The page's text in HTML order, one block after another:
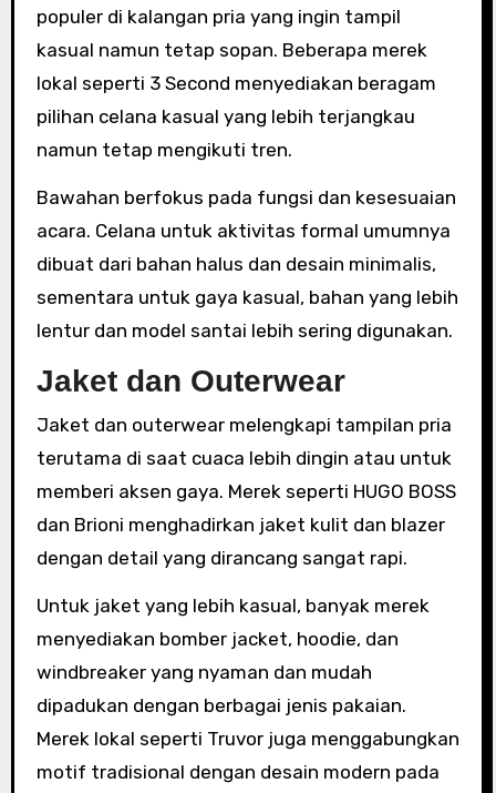
populer di kalangan pria yang ingin tampil
kasual namun tetap sopan. Beberapa merek
lokal seperti 3 Second menyediakan beragam
pilihan celana kasual yang lebih terjangkau
namun tetap mengikuti tren.
Bawahan berfokus pada fungsi dan kesesuaian
acara. Celana untuk aktivitas formal umumnya
dibuat dari bahan halus dan desain minimalis,
sementara untuk gaya kasual, bahan yang lebih
lentur dan model santai lebih sering digunakan.
Jaket dan Outerwear
Jaket dan outerwear melengkapi tampilan pria
terutama di saat cuaca lebih dingin atau untuk
memberi aksen gaya. Merek seperti HUGO BOSS
dan Brioni menghadirkan jaket kulit dan blazer
dengan detail yang dirancang sangat rapi.
Untuk jaket yang lebih kasual, banyak merek
menyediakan bomber jacket, hoodie, dan
windbreaker yang nyaman dan mudah
dipadukan dengan berbagai jenis pakaian.
Merek lokal seperti Truvor juga menggabungkan
motif tradisional dengan desain modern pada